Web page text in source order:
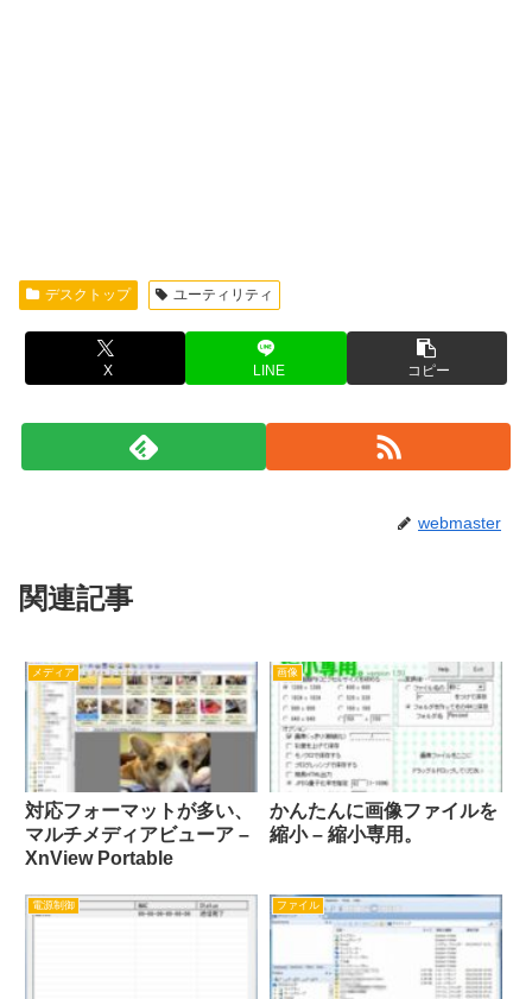
デスクトップ ユーティリティ
X LINE コピー
webmaster
関連記事
メディア
対応フォーマットが多い、
マルチメディアビューア –
XnView Portable
画像
かんたんに画像ファイルを
縮小 – 縮小専用。
電源制御 ファイル